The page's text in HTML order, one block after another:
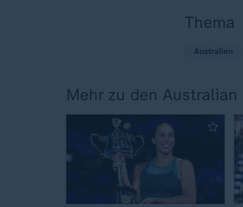
Thema
Australien
Mehr zu den Australian